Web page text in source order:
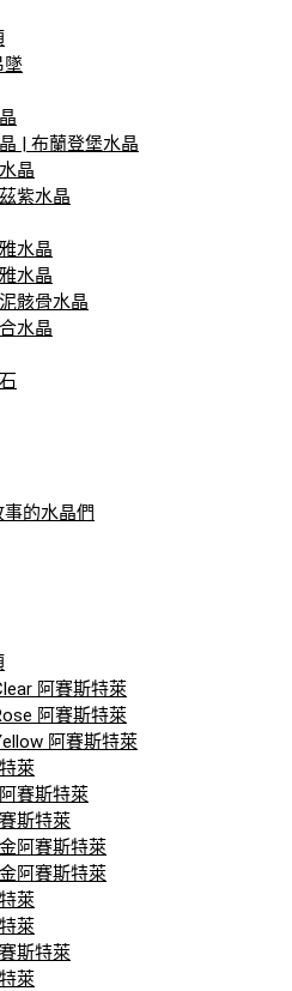
墜
| 布蘭登堡水晶
晶
紫水晶
水晶
水晶
骸骨水晶
水晶
的水晶們
阿賽斯特萊
阿賽斯特萊
阿賽斯特萊
萊
賽斯特萊
斯特萊
阿賽斯特萊
阿賽斯特萊
萊
萊
斯特萊
萊